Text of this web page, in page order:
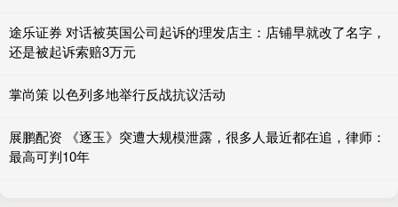
途乐证券 对话被英国公司起诉的理发店主：店铺早就改了名字，
还是被起诉索赔3万元
掌尚策 以色列多地举行反战抗议活动
展鹏配资 《逐玉》突遭大规模泄露，很多人最近都在追，律师：
最高可判10年